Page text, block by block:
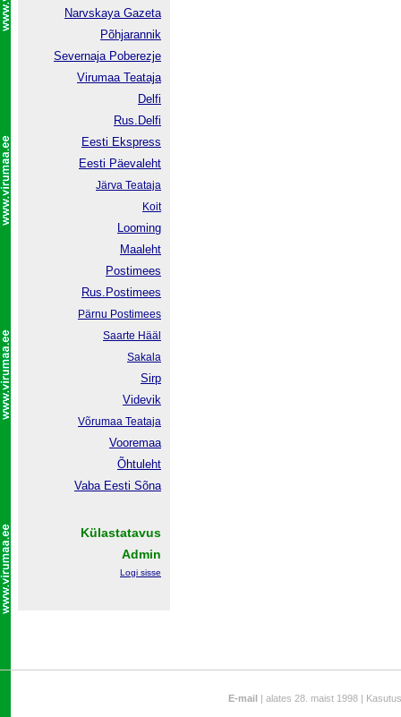
Narvskaya Gazeta
Põhjarannik
Severnaja Poberezje
Virumaa Teataja
Delfi
Rus.Delfi
Eesti Ekspress
Eesti Päevaleht
Järva Teataja
Koit
Looming
Maaleht
Postimees
Rus.Postimees
Pärnu Postimees
Saarte Hääl
Sakala
Sirp
Videvik
Võrumaa Teataja
Vooremaa
Õhtuleht
Vaba Eesti Sõna
Külastatavus
Admin
Logi sisse
E-mail | alates 28. maist 1998 |